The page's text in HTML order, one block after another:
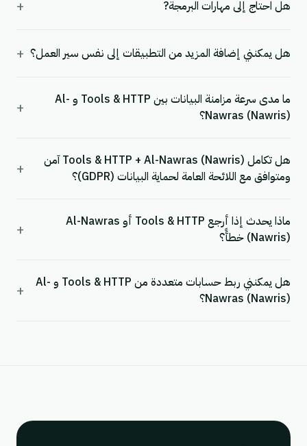
هل احتاج إلى مهارات البرمجة? +
هل يمكنني إضافة المزيد من التطبيقات إلى نفس سير العمل؟ +
ما مدى سرعة مزامنة البيانات بين Tools & HTTP و Al-
Nawras (Nawris)؟
+
هل تكامل Tools & HTTP + Al-Nawras (Nawris) آمن
ومتوافق مع اللائحة العامة لحماية البيانات (GDPR)؟
+
ماذا يحدث إذا أرجع Tools & HTTP أو Al-Nawras
(Nawris) خطأً؟
+
هل يمكنني ربط حسابات متعددة من Tools & HTTP و Al-
Nawras (Nawris)؟
+